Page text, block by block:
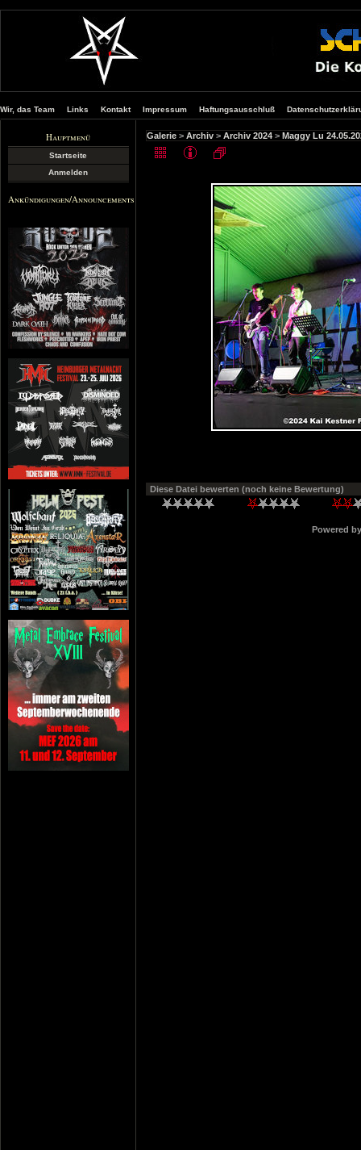
Wir, das Team Links Kontakt Impressum Haftungsausschluß
Hauptmenü
Startseite
Anmelden
Ankündigungen/Announcements
Galerie > Archiv > Archiv 2024 > Maggy Lu
Diese Datei bewerten (noch keine Bewertung)
Powered